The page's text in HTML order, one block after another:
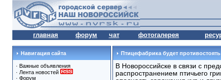
главная форум чат фотогалерея
Навигация сайта
· Важные объявления
· Лента новостей
· Форум
Птицефабрика будет
В Новороссийске в связи с
распространением птичьего